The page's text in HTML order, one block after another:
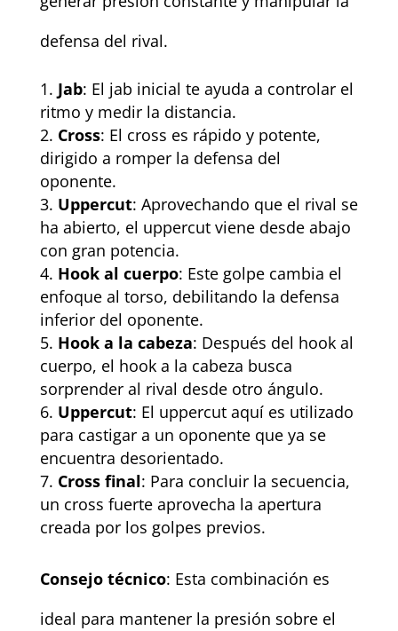
defensa del rival.
Jab: El jab inicial te ayuda a controlar el
ritmo y medir la distancia.
Cross: El cross es rápido y potente,
dirigido a romper la defensa del
oponente.
Uppercut: Aprovechando que el rival se
ha abierto, el uppercut viene desde abajo
con gran potencia.
Hook al cuerpo: Este golpe cambia el
enfoque al torso, debilitando la defensa
inferior del oponente.
Hook a la cabeza: Después del hook al
cuerpo, el hook a la cabeza busca
sorprender al rival desde otro ángulo.
Uppercut: El uppercut aquí es utilizado
para castigar a un oponente que ya se
encuentra desorientado.
Cross final: Para concluir la secuencia,
un cross fuerte aprovecha la apertura
creada por los golpes previos.
Consejo técnico: Esta combinación es
ideal para mantener la presión sobre el